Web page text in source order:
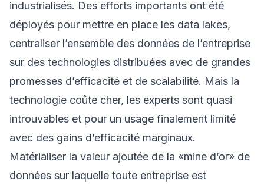
industrialisés. Des efforts importants ont été
déployés pour mettre en place les data lakes,
centraliser l’ensemble des données de l’entreprise
sur des technologies distribuées avec de grandes
promesses d’efficacité et de scalabilité. Mais la
technologie coûte cher, les experts sont quasi
introuvables et pour un usage finalement limité
avec des gains d’efficacité marginaux.
Matérialiser la valeur ajoutée de la «mine d’or» de
données sur laquelle toute entreprise est